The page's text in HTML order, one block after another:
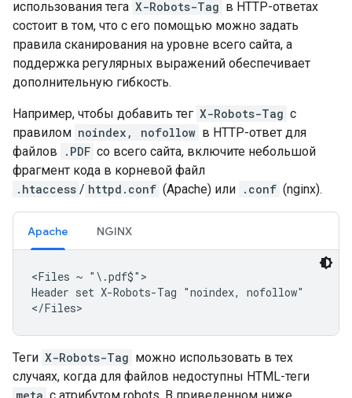
использования тега X-Robots-Tag в HTTP-ответах
состоит в том, что с его помощью можно задать
правила сканирования на уровне всего сайта, а
поддержка регулярных выражений обеспечивает
дополнительную гибкость.
Например, чтобы добавить тег X-Robots-Tag с
правилом noindex, nofollow в HTTP-ответ для
файлов
.PDF со всего сайта, включите небольшой
фрагмент кода в корневой файл
.htaccess / httpd.conf (Apache) или .conf (nginx).
Apache NGINX
<Files ~ "\.pdf$">
Header set X-Robots-Tag "noindex, nofollow"
</Files>
Теги X-Robots-Tag можно использовать в тех
случаях, когда для файлов недоступны HTML-теги